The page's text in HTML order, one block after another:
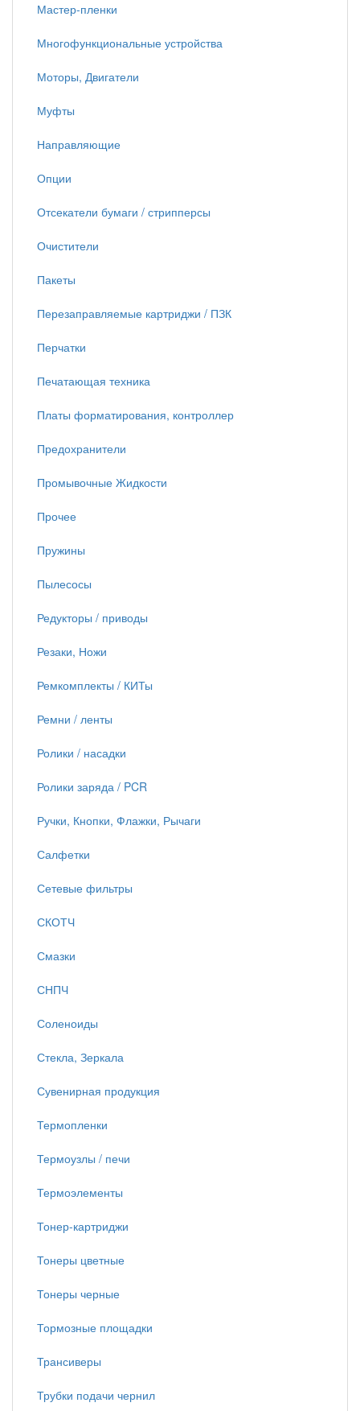
Мастер-пленки
Многофункциональные устройства
Моторы, Двигатели
Муфты
Направляющие
Опции
Отсекатели бумаги / стрипперсы
Очистители
Пакеты
Перезаправляемые картриджи / ПЗК
Перчатки
Печатающая техника
Платы форматирования, контроллер
Предохранители
Промывочные Жидкости
Прочее
Пружины
Пылесосы
Редукторы / приводы
Резаки, Ножи
Ремкомплекты / КИТы
Ремни / ленты
Ролики / насадки
Ролики заряда / PCR
Ручки, Кнопки, Флажки, Рычаги
Салфетки
Сетевые фильтры
СКОТЧ
Смазки
СНПЧ
Соленоиды
Стекла, Зеркала
Сувенирная продукция
Термопленки
Термоузлы / печи
Термоэлементы
Тонер-картриджи
Тонеры цветные
Тонеры черные
Тормозные площадки
Трансиверы
Трубки подачи чернил